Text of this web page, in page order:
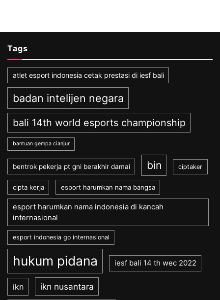
Tags
atlet esport indonesia cetak prestasi di iesf bali
badan intelijen negara
bali 14th world esports championship
bantuan gempa cianjur
bentrok pekerja pt gni berakhir damai bin ciptaker
cipta kerja esport harumkan nama bangsa
esport harumkan nama indonesia di kancah
internasional
esport indonesia go internasional
hukum pidana iesf bali 14 th wec 2022
ikn ikn nusantara